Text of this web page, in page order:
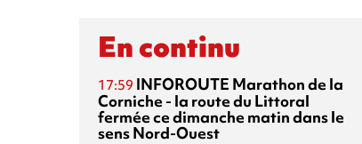
En continu
17:59 INFOROUTE Marathon de la
Corniche - la route du Littoral
fermée ce dimanche matin dans le
sens Nord-Ouest